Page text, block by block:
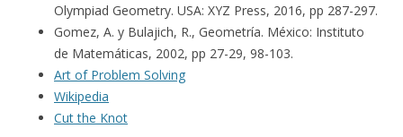
Olympiad Geometry. USA: XYZ Press, 2016, pp 287-297.
Gomez, A. y Bulajich, R., Geometría. México: Instituto
de Matemáticas, 2002, pp 27-29, 98-103.
Art of Problem Solving
Wikipedia
Cut the Knot